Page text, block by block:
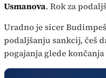
Usmanova. Rok za
Uradno je sicer
podaljšanju sankcij, češ
pogajanja glede